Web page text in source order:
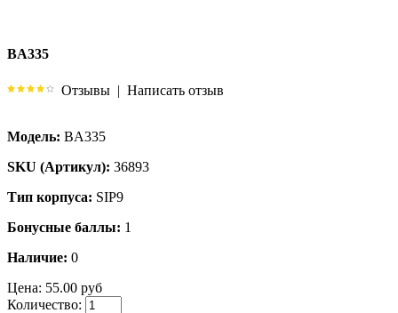
BA335
Отзывы | Написать отзыв
Модель: BA335
SKU (Артикул): 36893
Тип корпуса: SIP9
Бонусные баллы: 1
Наличие: 0
Цена: 55.00 руб
Количество: